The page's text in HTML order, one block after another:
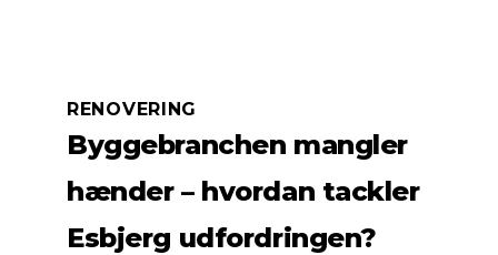
Byggebranchen mangler
hænder – hvordan tackler
Esbjerg udfordringen?
RENOVERING